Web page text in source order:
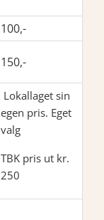
100,-
150,-
Lokallaget sin
egen pris. Eget
valg
TBK pris ut kr.
250